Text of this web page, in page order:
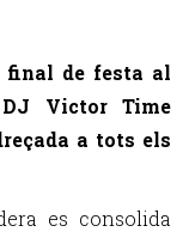
final de festa al
Victor Time
a tots els
es consolida